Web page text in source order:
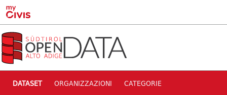
Skip to main content
DATASET ORGANIZZAZIONI CATEGORIE